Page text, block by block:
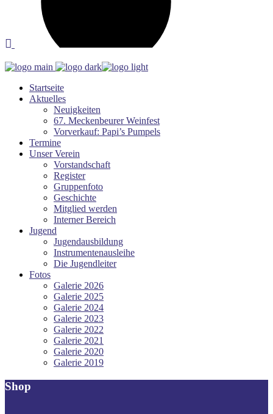
Startseite
Aktuelles
Neuigkeiten
67. Meckenbeurer Weinfest
Vorverkauf: Papi’s Pumpels
Termine
Unser Verein
Vorstandschaft
Register
Gruppenfoto
Geschichte
Mitglied werden
Interner Bereich
Jugend
Jugendausbildung
Instrumentenausleihe
Die Jugendleiter
Fotos
Galerie 2026
Galerie 2025
Galerie 2024
Galerie 2023
Galerie 2022
Galerie 2021
Galerie 2020
Galerie 2019
Shop